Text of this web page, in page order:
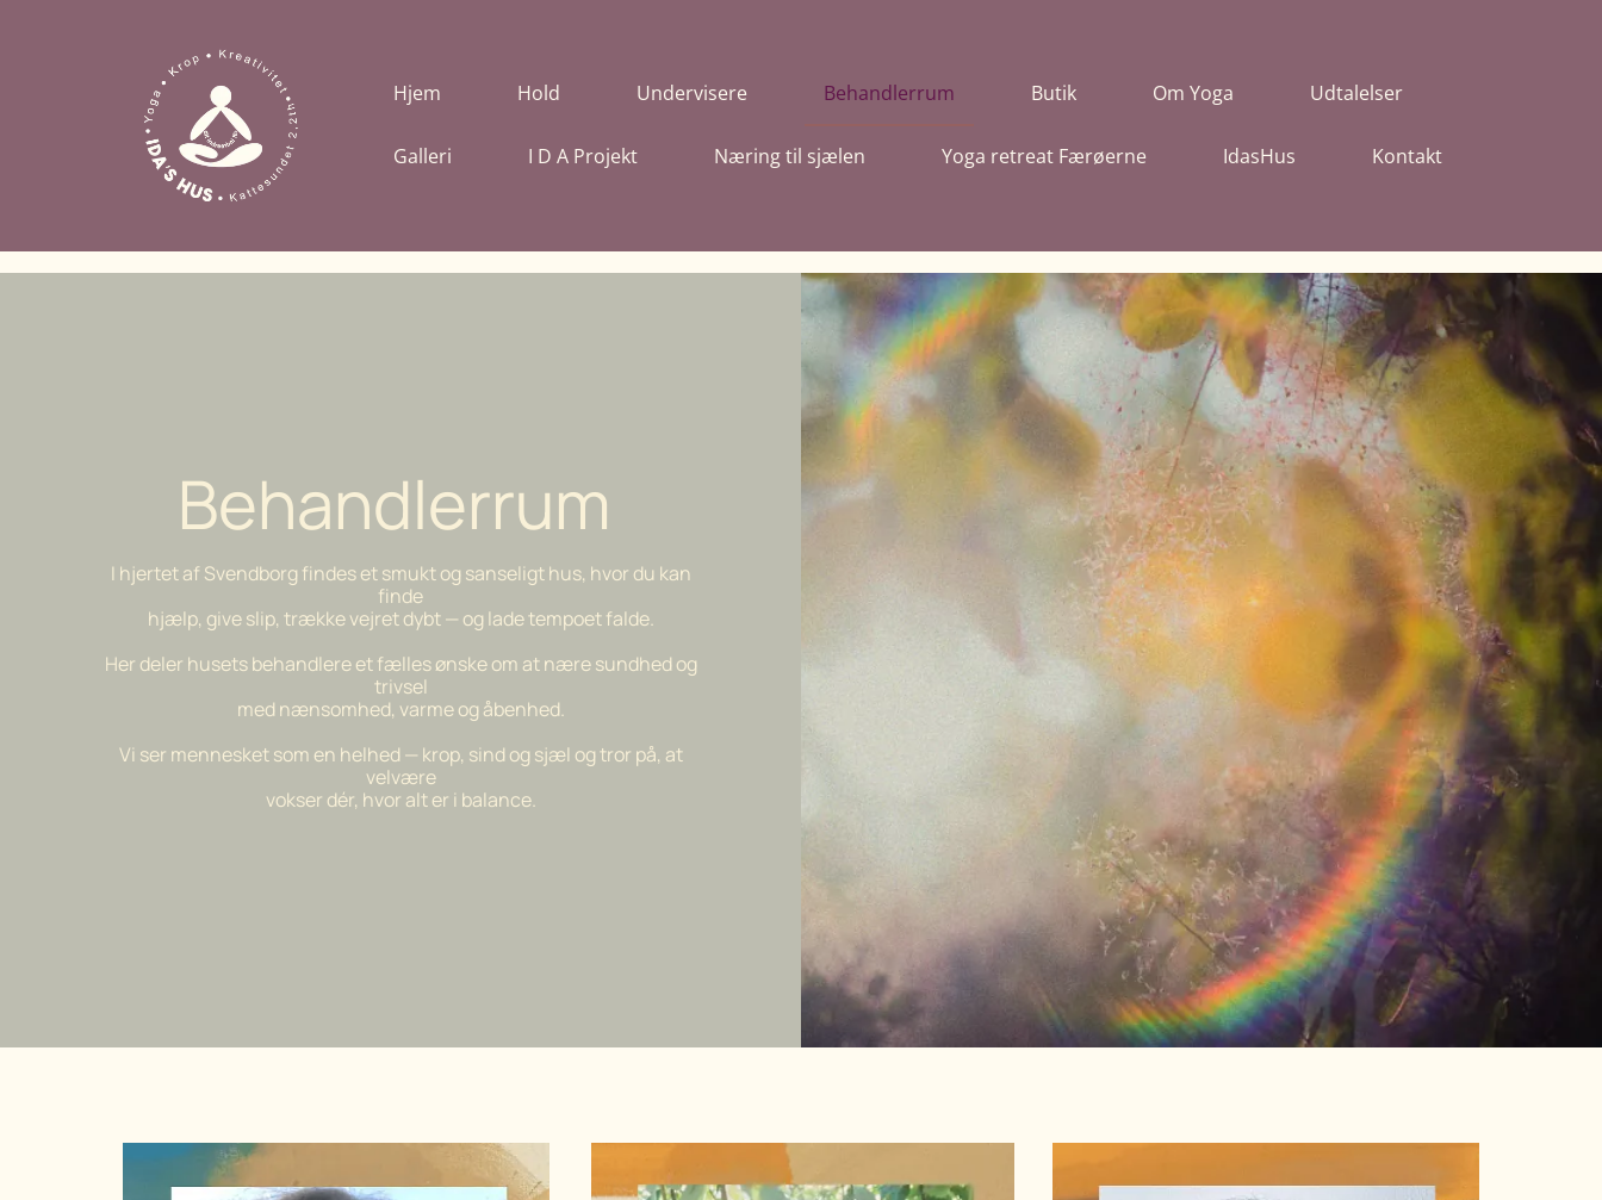
Hjem Hold Undervisere Behandlerrum Butik Om Yoga Udtalelser
Galleri I D A Projekt Næring til sjælen Yoga retreat Færøerne IdasHus Kontakt
Behandlerrum
I hjertet af Svendborg findes et smukt og sanseligt hus, hvor du kan
finde
hjælp, give slip, trække vejret dybt — og lade tempoet falde.
Her deler husets behandlere et fælles ønske om at nære sundhed og
trivsel
mednænsomhed, varme og åbenhed.
Vi ser mennesket som en helhed — krop, sind og sjæl og tror på, at
velvære
vokser dér, hvor alt er i balance.